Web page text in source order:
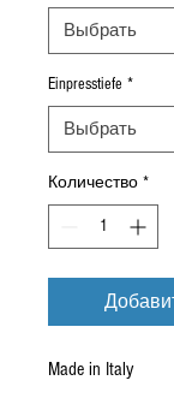
Einpresstiefe *
Количество *
Made in Italy